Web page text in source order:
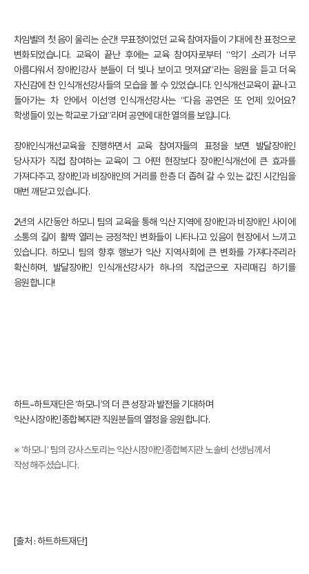
차임벨의 첫 음이 울리는 순간! 무표정이었던 교육 참여자들이 기대에 찬 표정으로
변화되었습니다. 교육이 끝난 후에는 교육 참여자로부터 “악기 소리가 너무
아름다워서 장애인강사 분들이 더 빛나 보이고 멋져요!”라는 응원을 듣고 더욱
자신감에 찬 인식개선강사들의 모습을 볼 수 있었습니다. 인식개선교육이 끝나고
돌아가는 차 안에서 이선영 인식개선강사는 “다음 공연은 또 언제 있어요?
학생들이 있는 학교로 가요!”라며 공연에 대한 열의를 보입니다.
장애인식개선교육을 진행하면서 교육 참여자들의 표정을 보면 발달장애인
당사자가 직접 참여하는 교육이 그 어떤 현장보다 장애인식개선에 큰 효과를
가져다주고, 장애인과 비장애인의 거리를 한층 더 좁혀 갈 수 있는 값진 시간임을
매번 깨닫고 있습니다.
2년의 시간동안 하모니 팀의 교육을 통해 익산 지역에 장애인과 비장애인 사이에
소통의 길이 활짝 열리는 긍정적인 변화들이 나타나고 있음이 현장에서 느끼고
있습니다. 하모니 팀의 향후 행보가 익산 지역사회에 큰 변화를 가져다주리라
확신하며, 발달장애인 인식개선강사가 하나의 직업군으로 자리매김 하기를
응원합니다!
하트-하트재단은 ‘하모니’의 더 큰 성장과 발전을 기대하며
익산시장애인종합복지관 직원분들의 열정을 응원합니다.
※ ‘하모니’ 팀의 강사스토리는 익산시장애인종합복지관 노솔비 선생님께서
작성해주셨습니다.
[출처 :하트하트재단]